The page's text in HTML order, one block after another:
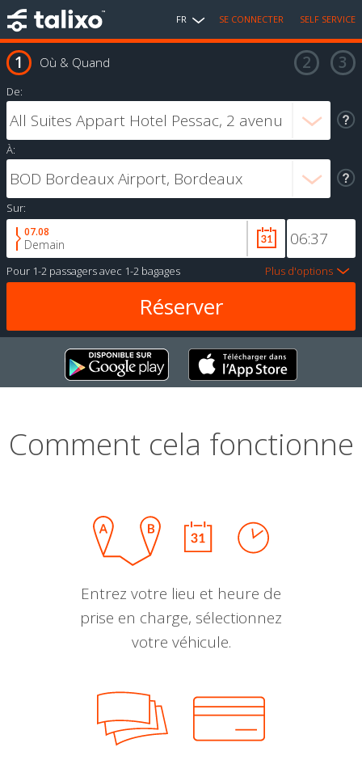
FR SE CONNECTER SELF SERVICE
Où & Quand
De:
À:
Sur:
07.08
Demain
Pour 1-2 passagersavec 1-2 bagages Plus d'options
Comment cela fonctionne
Entrez votre lieu et heure de
prise en charge, sélectionnez
votre véhicule.